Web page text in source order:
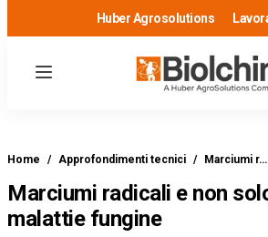
Huber Agrosolutions
Menu
Home / Approfondimenti tecnici / Marciumi r…
Marciumi radicali e non
malattie fungine